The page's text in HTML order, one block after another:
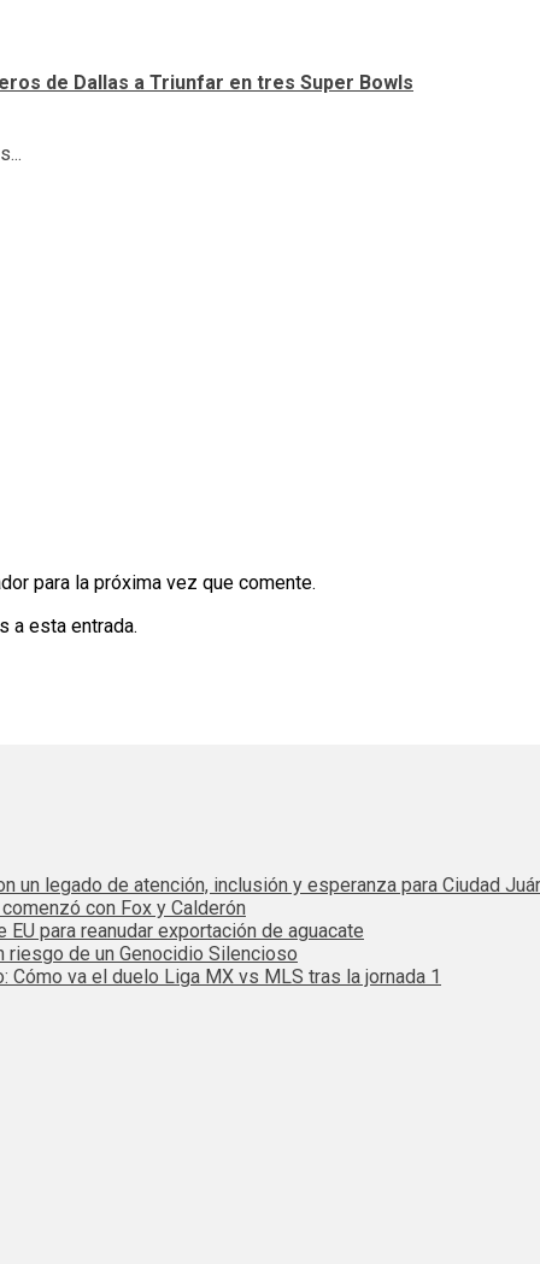
de Dallas a Triunfar en tres Super Bowls
para la próxima vez que comente.
a esta entrada.
un legado de atención, inclusión y esperanza para Ciudad
con Fox y Calderón
para reanudar exportación de aguacate
riesgo de un Genocidio Silencioso
va el duelo Liga MX vs MLS tras la jornada 1